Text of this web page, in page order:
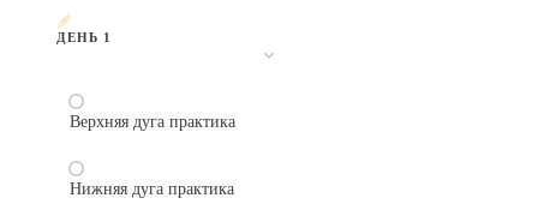
ДЕНЬ 1
Верхняя дуга практика
Нижняя дуга практика